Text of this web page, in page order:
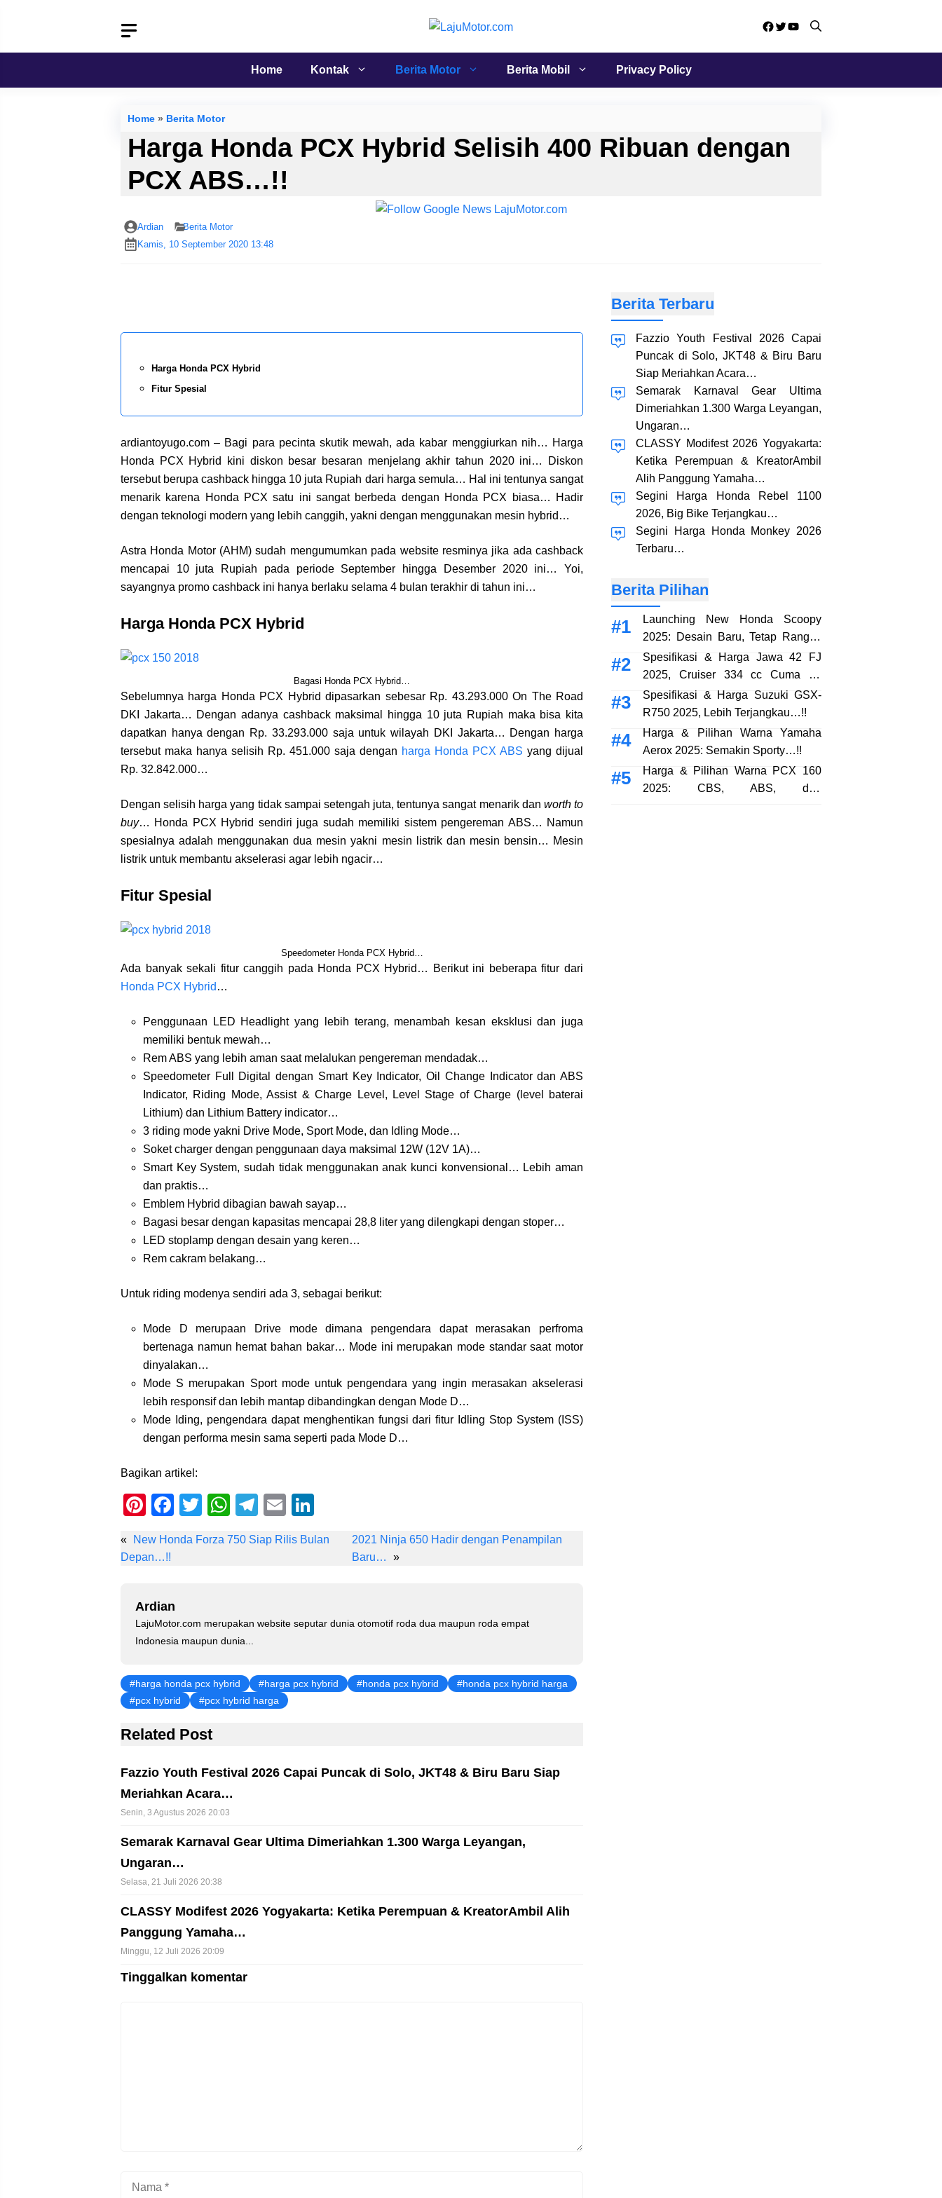
Facebook
Twitter
YouTube
Home Kontak Berita Motor Berita Mobil Privacy Policy
Home » Berita Motor
Harga Honda PCX Hybrid Selisih 400 Ribuan dengan
PCX ABS…!!
Ardian
Berita Motor
Kamis, 10 September 2020 13:48
Harga Honda PCX Hybrid
Fitur Spesial
ardiantoyugo.com – Bagi para pecinta skutik mewah, ada kabar menggiurkan nih… Harga
Honda PCX Hybrid kini diskon besar besaran menjelang akhir tahun 2020 ini… Diskon
tersebut berupa cashback hingga 10 juta Rupiah dari harga semula… Hal ini tentunya sangat
menarik karena Honda PCX satu ini sangat berbeda dengan Honda PCX biasa… Hadir
dengan teknologi modern yang lebih canggih, yakni dengan menggunakan mesin hybrid…
Astra Honda Motor (AHM) sudah mengumumkan pada website resminya jika ada cashback
mencapai 10 juta Rupiah pada periode September hingga Desember 2020 ini… Yoi,
sayangnya promo cashback ini hanya berlaku selama 4 bulan terakhir di tahun ini…
Harga Honda PCX Hybrid
Bagasi Honda PCX Hybrid…
Sebelumnya harga Honda PCX Hybrid dipasarkan sebesar Rp. 43.293.000 On The Road
DKI Jakarta… Dengan adanya cashback maksimal hingga 10 juta Rupiah maka bisa kita
dapatkan hanya dengan Rp. 33.293.000 saja untuk wilayah DKI Jakarta… Dengan harga
tersebut maka hanya selisih Rp. 451.000 saja dengan harga Honda PCX ABS yang dijual
Rp. 32.842.000…
Dengan selisih harga yang tidak sampai setengah juta, tentunya sangat menarik dan worth to
buy… Honda PCX Hybrid sendiri juga sudah memiliki sistem pengereman ABS… Namun
spesialnya adalah menggunakan dua mesin yakni mesin listrik dan mesin bensin… Mesin
listrik untuk membantu akselerasi agar lebih ngacir…
Fitur Spesial
Speedometer Honda PCX Hybrid…
Ada banyak sekali fitur canggih pada Honda PCX Hybrid… Berikut ini beberapa fitur dari
Honda PCX Hybrid …
Penggunaan LED Headlight yang lebih terang, menambah kesan eksklusi dan juga
memiliki bentuk mewah…
Rem ABS yang lebih aman saat melalukan pengereman mendadak…
Speedometer Full Digital dengan Smart Key Indicator, Oil Change Indicator dan ABS
Indicator, Riding Mode, Assist & Charge Level, Level Stage of Charge (level baterai
Lithium) dan Lithium Battery indicator…
3 riding mode yakni Drive Mode, Sport Mode, dan Idling Mode…
Soket charger dengan penggunaan daya maksimal 12W (12V 1A)…
Smart Key System, sudah tidak menggunakan anak kunci konvensional… Lebih aman
dan praktis…
Emblem Hybrid dibagian bawah sayap…
Bagasi besar dengan kapasitas mencapai 28,8 liter yang dilengkapi dengan stoper…
LED stoplamp dengan desain yang keren…
Rem cakram belakang…
Untuk riding modenya sendiri ada 3, sebagai berikut:
Mode D merupaan Drive mode dimana pengendara dapat merasakan perfroma
bertenaga namun hemat bahan bakar… Mode ini merupakan mode standar saat motor
dinyalakan…
Mode S merupakan Sport mode untuk pengendara yang ingin merasakan akselerasi
lebih responsif dan lebih mantap dibandingkan dengan Mode D…
Mode Iding, pengendara dapat menghentikan fungsi dari fitur Idling Stop System (ISS)
dengan performa mesin sama seperti pada Mode D…
Bagikan artikel:
Pi
er
F
c
o
o
T
tt
W
at
p
p
T
e
m
E
ail k
n
«
New Honda Forza 750 Siap Rilis Bulan
Depan…!!
2021 Ninja 650 Hadir dengan Penampilan
Baru…
»
Ardian
LajuMotor.com merupakan website seputar dunia otomotif roda dua maupun roda empat
Indonesia maupun dunia...
harga honda pcx hybrid harga pcx hybrid honda pcx hybrid
honda pcx hybrid harga
pcx hybrid
pcx hybrid harga
Related Post
Fazzio Youth Festival 2026 Capai Puncak di Solo, JKT48 & Biru Baru Siap
Meriahkan Acara…
Senin, 3 Agustus 2026 20:03
Semarak Karnaval Gear Ultima Dimeriahkan 1.300 Warga Leyangan,
Ungaran…
Selasa, 21 Juli 2026 20:38
CLASSY Modifest 2026 Yogyakarta: Ketika Perempuan & KreatorAmbil Alih
Panggung Yamaha…
Minggu, 12 Juli 2026 20:09
Tinggalkan komentar
Berita Terbaru
Fazzio Youth Festival 2026 Capai
Puncak di Solo, JKT48 & Biru Baru
Siap Meriahkan Acara…
Semarak Karnaval Gear Ultima
Dimeriahkan 1.300 Warga Leyangan,
Ungaran…
CLASSY Modifest 2026 Yogyakarta:
Ketika Perempuan & KreatorAmbil
Alih Panggung Yamaha…
Segini Harga Honda Rebel 1100
2026, Big Bike Terjangkau…
Segini Harga Honda Monkey 2026
Terbaru…
Berita Pilihan
Launching New Honda Scoopy
2025: Desain Baru, Tetap Rangka
eSAF…!!
Spesifikasi & Harga Jawa 42 FJ
2025, Cruiser 334 cc Cuma 38
Jutaan…!!
Spesifikasi & Harga Suzuki GSX-
R750 2025, Lebih Terjangkau…!!
Harga & Pilihan Warna Yamaha
Aerox 2025: Semakin Sporty…!!
Harga & Pilihan Warna PCX 160
2025: CBS, ABS, dan